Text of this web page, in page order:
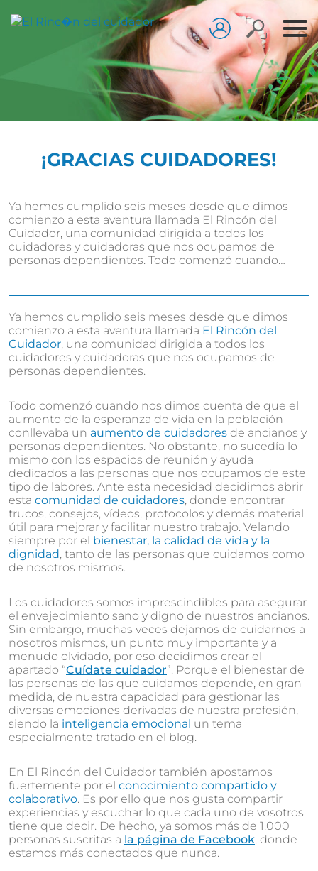
¡GRACIAS CUIDADORES!
Ya hemos cumplido seis meses desde que dimos
comienzo a esta aventura llamada El Rincón del
Cuidador, una comunidad dirigida a todos los
cuidadores y cuidadoras que nos ocupamos de
personas dependientes. Todo comenzó cuando…
Ya hemos cumplido seis meses desde que dimos
comienzo a esta aventura llamada El Rincón del
Cuidador, una comunidad dirigida a todos los
cuidadores y cuidadoras que nos ocupamos de
personas dependientes.
Todo comenzó cuando nos dimos cuenta de que el
aumento de la esperanza de vida en la población
conllevaba un aumento de cuidadores de ancianos y
personas dependientes. No obstante, no sucedía lo
mismo con los espacios de reunión y ayuda
dedicados a las personas que nos ocupamos de este
tipo de labores. Ante esta necesidad decidimos abrir
esta comunidad de cuidadores, donde encontrar
trucos, consejos, vídeos, protocolos y demás material
útil para mejorar y facilitar nuestro trabajo. Velando
siempre por el bienestar, la calidad de vida y la
dignidad, tanto de las personas que cuidamos como
de nosotros mismos.
Los cuidadores somos imprescindibles para asegurar
el envejecimiento sano y digno de nuestros ancianos.
Sin embargo, muchas veces dejamos de cuidarnos a
nosotros mismos, un punto muy importante y a
menudo olvidado, por eso decidimos crear el
apartado “Cuídate cuidador”. Porque el bienestar de
las personas de las que cuidamos depende, en gran
medida, de nuestra capacidad para gestionar las
diversas emociones derivadas de nuestra profesión,
siendo la inteligencia emocional un tema
especialmente tratado en el blog.
En El Rincón del Cuidador también apostamos
fuertemente por el conocimiento compartido y
colaborativo. Es por ello que nos gusta compartir
experiencias y escuchar lo que cada uno de vosotros
tiene que decir. De hecho, ya somos más de 1.000
personas suscritas a la página de Facebook, donde
estamos más conectados que nunca.